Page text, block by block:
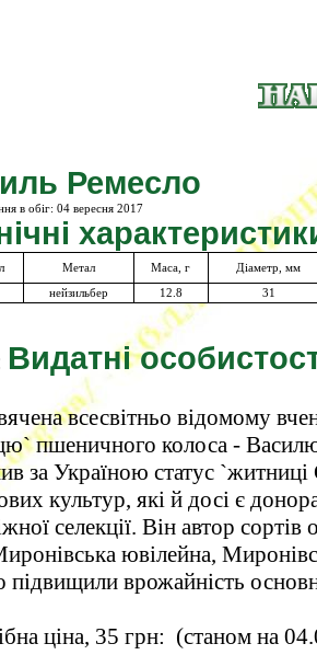
Ремесло
в обіг: 04 вересня 2017
Метал Маса, г
Діаметр, мм
нейзильбер 12.8 31
Видатні
всесвітньо відомому
пшеничного колоса -
за Україною статус
культур, які й досі є
селекції. Він автор
ювілейна,
підвищили врожайність
ціна, 35 грн: (станом на